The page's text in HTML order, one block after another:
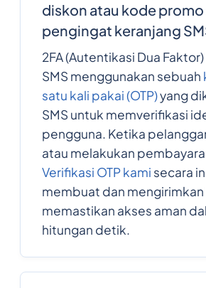
diskon atau kode promo
pengingat keranjang
2FA (Autentikasi Dua
SMS menggunakan sebuah
satu kali pakai (OTP)yang
SMS untuk memverifikasi
pengguna. Ketika
atau melakukan
Verifikasi OTP kami secara
membuat dan
memastikan akses aman
hitungan detik.